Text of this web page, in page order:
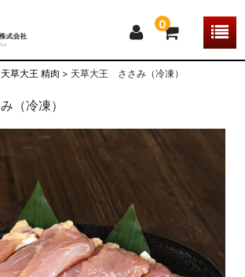
0
あそ大王ファームの特徴
お取引事例
お客様の声
天草大王 精肉 > 天草大王 ささみ（冷凍）
（冷凍）